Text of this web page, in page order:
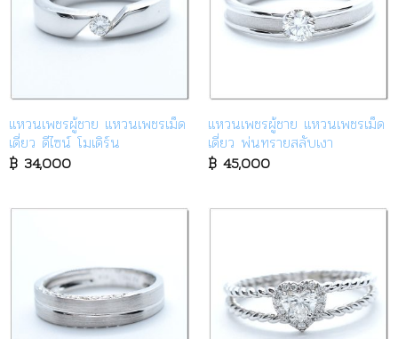
แหวนเพชรผู้ชาย แหวนเพชรเม็ด
เดี่ยว ดีไซน์ โมเดิร์น
฿34,000
แหวนเพชรผู้ชาย แหวนเพชรเม็ด
เดี่ยว พ่นทรายสลับเงา
฿45,000